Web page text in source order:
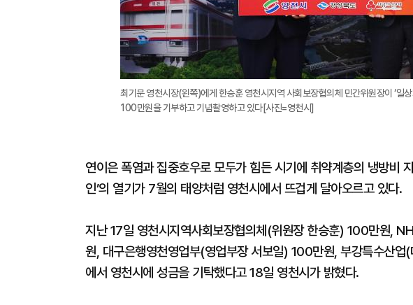
최기문 영천시장(왼쪽)에게 한승훈 영천시지역 사회보장협의체 민간위원장이 ‘일
100만원을 기부하고 기념촬영하고 있다[사진=영천시]
연이은 폭염과 집중호우로 모두가 힘든 시기에 취약계층의 냉방비
인’의 열기가 7월의 태양처럼 영천시에서 뜨겁게 달아오르고 있다.
지난 17일 영천시지역사회보장협의체(위원장 한승훈) 100만원,
원, 대구은행영천영업부(영업부장 서보일) 100만원, 부강특수산
에서 영천시에 성금을 기탁했다고 18일 영천시가 밝혔다.